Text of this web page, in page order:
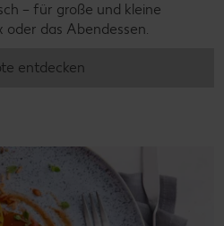
– für große und kleine
oder das Abendessen.
entdecken